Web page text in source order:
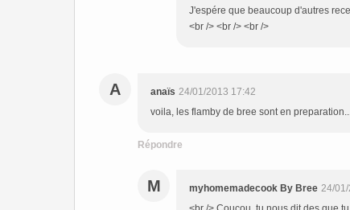
J'espére que beaucoup d'autres
<br /> <br /> <br />
A anaïs 24/01/2013 17:42
voila, les flamby de bree sont en
Répondre
M myhomemadecook By Bree 24/